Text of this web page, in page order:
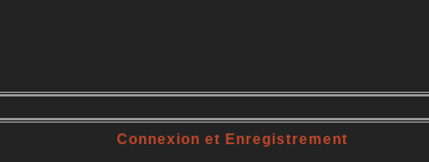
Connexion et Enregistrement